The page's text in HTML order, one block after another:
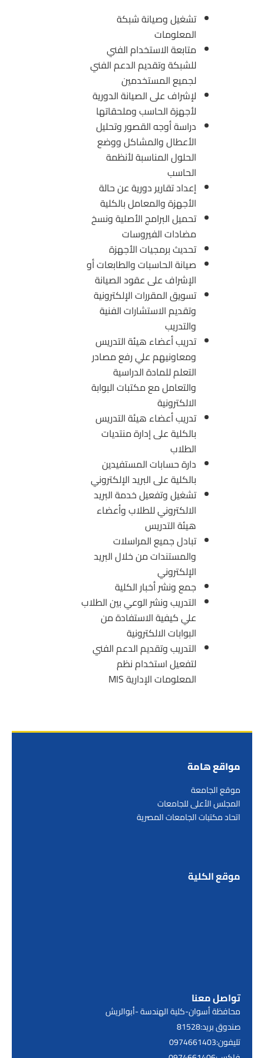
تشغيل وصيانة شبكة
المعلومات
متابعة الاستخدام الفني
للشبكة وتقديم الدعم الفني
لجميع المستخدمين
لإشراف على الصيانة الدورية
لأجهزة الحاسب وملحقاتها
دراسة أوجه القصور وتحليل
الأعطال والمشاكل ووضع
الحلول المناسبة لأنظمة
الحاسب
إعداد تقارير دورية عن حالة
الأجهزة والمعامل بالكلية
تحميل البرامج الأصلية ونسخ
مضادات الفيروسات
تحديث برمجيات الأجهزة
صيانة الحاسبات والطابعات أو
الإشراف على عقود الصيانة
تسويق المقررات الإلكترونية
وتقديم الاستشارات الفنية
والتدريب
تدريب أعضاء هيئة التدريس
ومعاونيهم علي رفع مصادر
التعلم للمادة الدراسية
والتعامل مع مكتبات ‏البوابة
الالكترونية
تدريب أعضاء هيئة التدريس
بالكلية على إدارة منتديات
الطلاب
دارة حسابات المستفيدين
بالكلية على البريد الإلكتروني
تشغيل وتفعيل خدمة البريد
الالكتروني للطلاب وأعضاء
هيئة التدريس
تبادل جميع المراسلات
والمستندات من خلال البريد
الإلكتروني
جمع ونشر أخبار الكلية
التدريب ونشر الوعي بين الطلاب
علي كيفية الاستفادة من
البوابات الالكترونية
التدريب وتقديم الدعم الفني
لتفعيل استخدام نظم
المعلومات الإدارية MIS
مواقع هامة
موقع الجامعة
المجلس الأعلى للجامعات
اتحاد مكتبات الجامعات المصرية
موقع الكلية
تواصل معنا
محافظة أسوان-كلية الهندسة -أبوالريش
صندوق بريد:81528
تليفون:0974661403